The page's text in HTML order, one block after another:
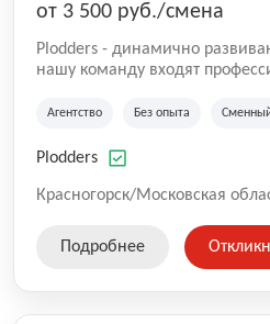
от 3 500 руб./смена
Plodders - динамично
нашу команду входят
на рынке аутсорсинга, а
оказываемых услуг.
Агентство Без опыта
Plodders
Красногорск/Московская
Подробнее